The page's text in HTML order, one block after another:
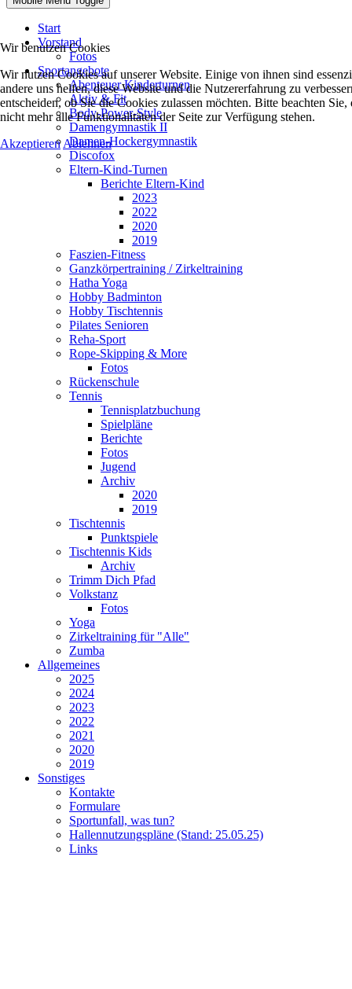
Start
Vorstand
Fotos
Sportangebote
Abenteuer Kinderturnen
Aktiv & Fit
Body-Power-Style
Damengymnastik II
Damen-Hockergymnastik
Discofox
Eltern-Kind-Turnen
Berichte Eltern-Kind
2023
2022
2020
2019
Faszien-Fitness
Ganzkörpertraining / Zirkeltraining
Hatha Yoga
Hobby Badminton
Hobby Tischtennis
Pilates Senioren
Reha-Sport
Rope-Skipping & More
Fotos
Rückenschule
Tennis
Tennisplatzbuchung
Spielpläne
Berichte
Fotos
Jugend
Archiv
2020
2019
Tischtennis
Punktspiele
Tischtennis Kids
Archiv
Trimm Dich Pfad
Volkstanz
Fotos
Yoga
Zirkeltraining für "Alle"
Zumba
Allgemeines
2025
2024
2023
2022
2021
2020
2019
Sonstiges
Kontakte
Formulare
Sportunfall, was tun?
Hallennutzungspläne (Stand: 25.05.25)
Links
Wir benutzen Cookies
Wir nutzen Cookies auf unserer Website. Einige von ihnen sind
andere uns helfen, diese Website und die Nutzererfahrung zu
entscheiden, ob Sie die Cookies zulassen möchten. Bitte beachten
nicht mehr alle Funktionalitäten der Seite zur Verfügung stehen.
Akzeptieren Ablehnen